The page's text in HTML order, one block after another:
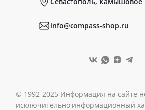
Севастополь, Камышовое
info@compass-shop.ru
© 1992-2025 Информация на сайте
исключительно информационный